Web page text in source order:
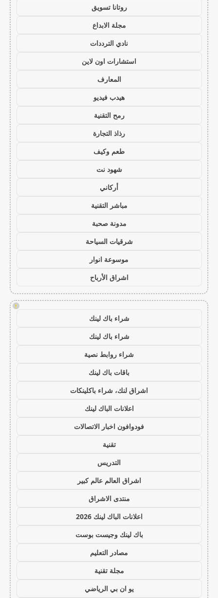
روتانا تسويق
مجلة الابداع
نادي الترددات
استشارات اون لاين
المعارف
هيدب فيديو
رمح التقنية
رذاذ التجارة
طعم وكيف
شهود نت
أركاني
مباشر التقنية
مدونة صحبة
شرقيات السياحة
موسوعة انوار
اشراق الأرباح
!
شراء باك لينك
شراء باك لينك
شراء روابط نصية
باقات باك لينك
اشراق لنك، شراء باكلينكات
اعلانات الباك لينك
فودوافون اخبار الاتصالات
تقنية
التدريس
اشراق العالم عالم كبير
منتدى الاشراق
اعلانات الباك لينك 2026
باك لينك وجيست بوست
مصادر التعليم
مجلة تقنية
يو ان بي الرياضي